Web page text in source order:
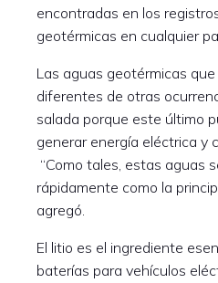
encontradas en los
geotérmicas en cualquier
Las aguas geotérmicas
diferentes de otras
salada porque este último
generar energía eléctrica y
“Como tales, estas aguas
rápidamente como la
agregó.
El litio es el ingrediente
baterías para vehículos